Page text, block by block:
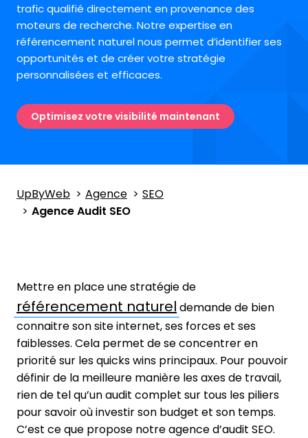
trafic qualifié directement en provenance des
moteurs de recherche. Notre expertise en
référencement naturel nous permet d’identifier ses
opportunités et de créer votre stratégie
personnalisées et efficaces.
Optimisez votre visibilité maintenant
UpByWeb Agence
SEO
Agence Audit SEO
Mettre en place une stratégie de
référencement naturel demande de bien
connaitre son site internet, ses forces et ses
faiblesses. Cela permet de se concentrer en
priorité sur les quicks wins principaux. Pour pouvoir
définir de la meilleure manière les axes de travail,
rien de tel qu’un audit complet sur tous les piliers
pour savoir où investir son budget et son temps.
C’est ce que propose notre agence d’audit SEO.